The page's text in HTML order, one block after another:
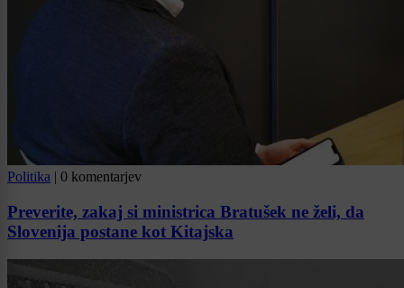
Politika | 0 komentarjev
Preverite, zakaj si ministrica Bratušek ne želi, da
Slovenija postane kot Kitajska